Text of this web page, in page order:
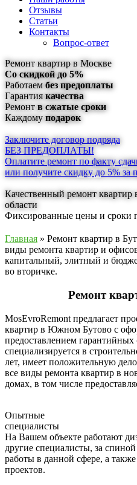
Отзывы
Статьи
Контакты
Вопрос-ответ
Ремонт квартир в Москве
Со скидкой до 5%
Работаем без предоплаты
Гарантиякачества
Ремонт в сжатые сроки
Каждому подарок
Заключите договор подряда
БЕЗ ПРЕДОПЛАТЫ!
Оплатите ремонт по факту
или получите скидку до 5% за
Качественный ремонт
области
Фиксированные цены и сроки
Главная » Ремонт квартир в
виды ремонта квартир и
капитальный, элитный и
во вторичке.
Ремонт
MosEvroRemont предлагает
квартир в Южном Бутово с
предоставлением
специализируется в
лет, имеет положительную
все виды ремонта квартир в
домах, в том числе
Опытные
специалисты
На Вашем объекте работают
другие специалисты, за
работы в данной сфере, а
проектов.